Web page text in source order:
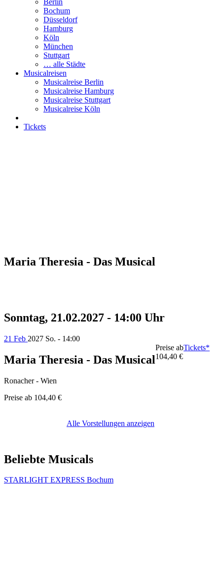
Berlin
Bochum
Düsseldorf
Hamburg
Köln
München
Stuttgart
… alle Städte
Musicalreisen
Musicalreise Berlin
Musicalreise Hamburg
Musicalreise Stuttgart
Musicalreise Köln
Tickets
Maria Theresia - Das Musical
Sonntag, 21.02.2027 - 14:00 Uhr
21 Feb 2027 So. - 14:00
Maria Theresia - Das Musical
Ronacher - Wien
Preise ab 104,40 €
Preise ab
104,40 €
Tickets*
Alle Vorstellungen anzeigen
Beliebte Musicals
STARLIGHT EXPRESS Bochum